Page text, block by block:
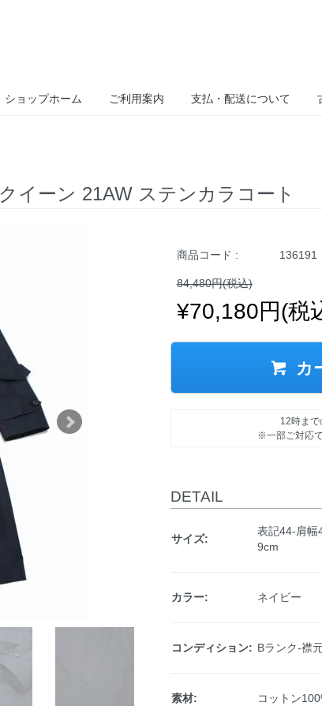
ショップホーム ご利用案内 支払・配送について
イーン 21AW ステンカラコート
商品コード : 136191
84,480円(税込)
¥70,180円(税
カ
12時まで
※一部ご対応
DETAIL
サイズ:
表記44-肩幅
9cm
カラー: ネイビー
コンディション: Bランク-襟
素材: コットン